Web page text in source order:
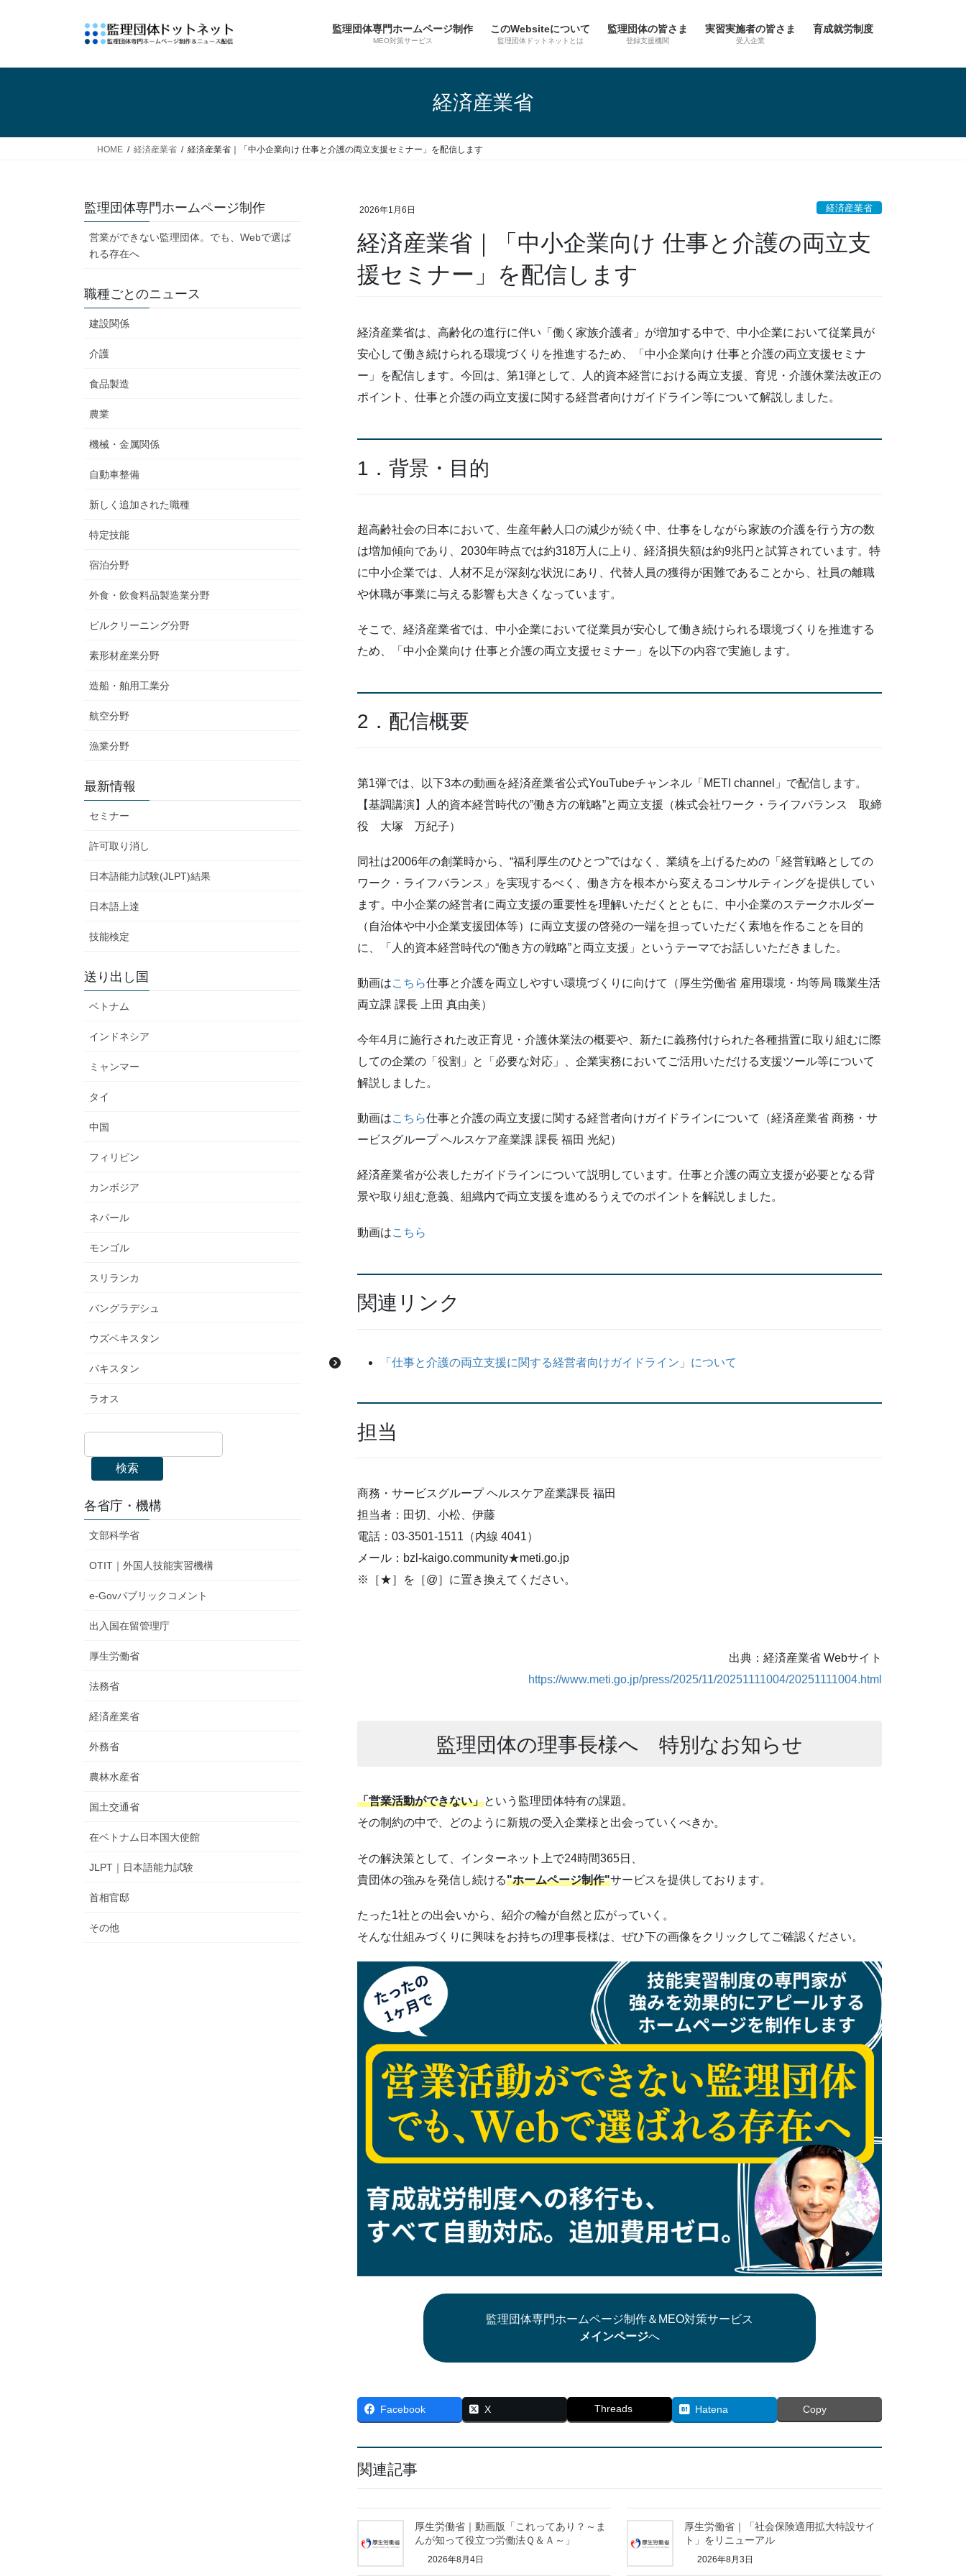
監理団体専門ホームページ制作
MEO対策サービス
このWebsiteについて
監理団体ドットネットとは
監理団体の皆さま
登録支援機関
実習実施者の皆さま
受入企業
育成就労制度
経済産業省
HOME 経済産業省 経済産業省｜「中小企業向け 仕事と介護の両立支援セミナー」を配信します
2026年1月6日 経済産業省
経済産業省｜「中小企業向け 仕事と介護の両立支
援セミナー」を配信します
経済産業省は、高齢化の進行に伴い「働く家族介護者」が増加する中で、中小企業において従業員が
安心して働き続けられる環境づくりを推進するため、「中小企業向け 仕事と介護の両立支援セミナ
ー」を配信します。今回は、第1弾として、人的資本経営における両立支援、育児・介護休業法改正の
ポイント、仕事と介護の両立支援に関する経営者向けガイドライン等について解説しました。
1．背景・目的
超高齢社会の日本において、生産年齢人口の減少が続く中、仕事をしながら家族の介護を行う方の数
は増加傾向であり、2030年時点では約318万人に上り、経済損失額は約9兆円と試算されています。特
に中小企業では、人材不足が深刻な状況にあり、代替人員の獲得が困難であることから、社員の離職
や休職が事業に与える影響も大きくなっています。
そこで、経済産業省では、中小企業において従業員が安心して働き続けられる環境づくりを推進する
ため、「中小企業向け 仕事と介護の両立支援セミナー」を以下の内容で実施します。
2．配信概要
第1弾では、以下3本の動画を経済産業省公式YouTubeチャンネル「METI channel」で配信します。
【基調講演】人的資本経営時代の”働き方の戦略”と両立支援（株式会社ワーク・ライフバランス 取締
役 大塚 万紀子）
同社は2006年の創業時から、“福利厚生のひとつ”ではなく、業績を上げるための「経営戦略としての
ワーク・ライフバランス」を実現するべく、働き方を根本から変えるコンサルティングを提供してい
ます。中小企業の経営者に両立支援の重要性を理解いただくとともに、中小企業のステークホルダー
（自治体や中小企業支援団体等）に両立支援の啓発の一端を担っていただく素地を作ることを目的
に、「人的資本経営時代の“働き方の戦略”と両立支援」というテーマでお話しいただきました。
動画はこちら仕事と介護を両立しやすい環境づくりに向けて（厚生労働省 雇用環境・均等局 職業生活
両立課 課長 上田 真由美）
今年4月に施行された改正育児・介護休業法の概要や、新たに義務付けられた各種措置に取り組むに際
しての企業の「役割」と「必要な対応」、企業実務においてご活用いただける支援ツール等について
解説しました。
動画はこちら仕事と介護の両立支援に関する経営者向けガイドラインについて（経済産業省 商務・サ
ービスグループ ヘルスケア産業課 課長 福田 光紀）
経済産業省が公表したガイドラインについて説明しています。仕事と介護の両立支援が必要となる背
景や取り組む意義、組織内で両立支援を進めるうえでのポイントを解説しました。
動画はこちら
関連リンク
「仕事と介護の両立支援に関する経営者向けガイドライン」について
担当
商務・サービスグループ ヘルスケア産業課長 福田
担当者：田切、小松、伊藤
電話：03-3501-1511（内線 4041）
メール：bzl-kaigo.community★meti.go.jp
※［★］を［@］に置き換えてください。
出典：経済産業省 Webサイト
https://www.meti.go.jp/press/2025/11/20251111004/20251111004.html
監理団体の理事長様へ 特別なお知らせ
「営業活動ができない」という監理団体特有の課題。
その制約の中で、どのように新規の受入企業様と出会っていくべきか。
その解決策として、インターネット上で24時間365日、
貴団体の強みを発信し続ける"ホームページ制作"サービスを提供しております。
たった1社との出会いから、紹介の輪が自然と広がっていく。
そんな仕組みづくりに興味をお持ちの理事長様は、ぜひ下の画像をクリックしてご確認ください。
監理団体専門ホームページ制作＆MEO対策サービス
メインページへ
Facebook X Threads Hatena Copy
関連記事
厚生労働省｜動画版「これってあり？～ま
んが知って役立つ労働法Ｑ＆Ａ～」
2026年8月4日
厚生労働省｜「社会保険適用拡大特設サイ
ト」をリニューアル
2026年8月3日
監理団体専門ホームページ制作
営業ができない監理団体。でも、Webで選ば
れる存在へ
職種ごとのニュース
建設関係
介護
食品製造
農業
機械・金属関係
自動車整備
新しく追加された職種
特定技能
宿泊分野
外食・飲食料品製造業分野
ビルクリーニング分野
素形材産業分野
造船・舶用工業分
航空分野
漁業分野
最新情報
セミナー
許可取り消し
日本語能力試験(JLPT)結果
日本語上達
技能検定
送り出し国
ベトナム
インドネシア
ミャンマー
タイ
中国
フィリピン
カンボジア
ネパール
モンゴル
スリランカ
バングラデシュ
ウズベキスタン
パキスタン
ラオス
検索
各省庁・機構
文部科学省
OTIT｜外国人技能実習機構
e-Govパブリックコメント
出入国在留管理庁
厚生労働省
法務省
経済産業省
外務省
農林水産省
国土交通省
在ベトナム日本国大使館
JLPT｜日本語能力試験
首相官邸
その他